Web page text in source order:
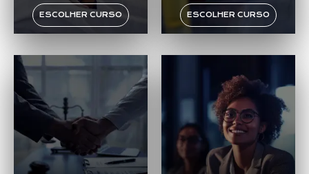
ESCOLHER CURSO ESCOLHER CURSO